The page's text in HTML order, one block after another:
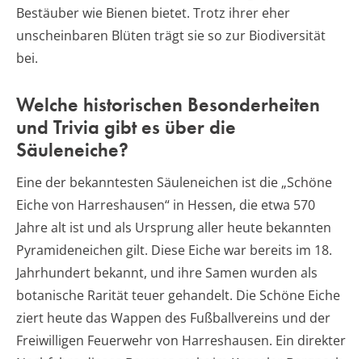
Bestäuber wie Bienen bietet. Trotz ihrer eher
unscheinbaren Blüten trägt sie so zur Biodiversität
bei.
Welche historischen Besonderheiten
und Trivia gibt es über die
Säuleneiche?
Eine der bekanntesten Säuleneichen ist die „Schöne
Eiche von Harreshausen“ in Hessen, die etwa 570
Jahre alt ist und als Ursprung aller heute bekannten
Pyramideneichen gilt. Diese Eiche war bereits im 18.
Jahrhundert bekannt, und ihre Samen wurden als
botanische Rarität teuer gehandelt. Die Schöne Eiche
ziert heute das Wappen des Fußballvereins und der
Freiwilligen Feuerwehr von Harreshausen. Ein direkter